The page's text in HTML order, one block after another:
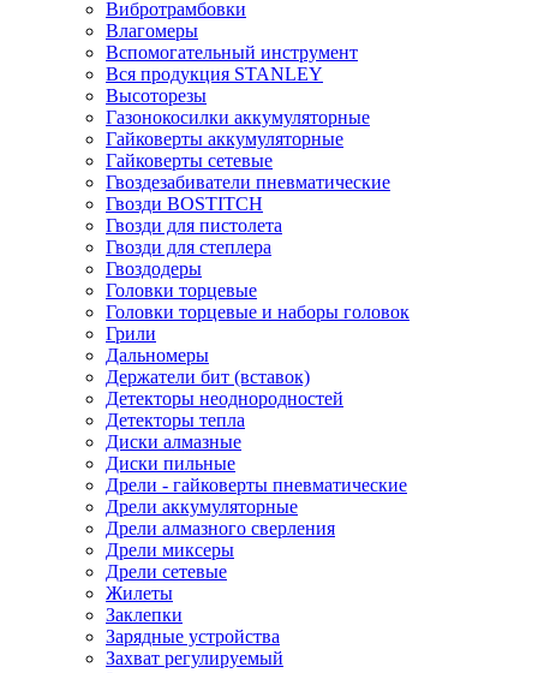
Вибротрамбовки
Влагомеры
Вспомогательный инструмент
Вся продукция STANLEY
Высоторезы
Газонокосилки аккумуляторные
Гайковерты аккумуляторные
Гайковерты сетевые
Гвоздезабиватели пневматические
Гвозди BOSTITCH
Гвозди для пистолета
Гвозди для степлера
Гвоздодеры
Головки торцевые
Головки торцевые и наборы головок
Грили
Дальномеры
Держатели бит (вставок)
Детекторы неоднородностей
Детекторы тепла
Диски алмазные
Диски пильные
Дрели - гайковерты пневматические
Дрели аккумуляторные
Дрели алмазного сверления
Дрели миксеры
Дрели сетевые
Жилеты
Заклепки
Зарядные устройства
Захват регулируемый